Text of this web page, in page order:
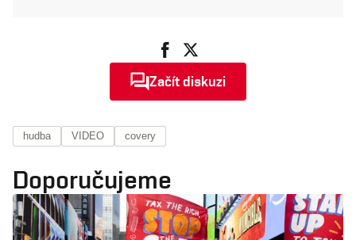
Začít diskuzi
hudba VIDEO covery
Doporučujeme